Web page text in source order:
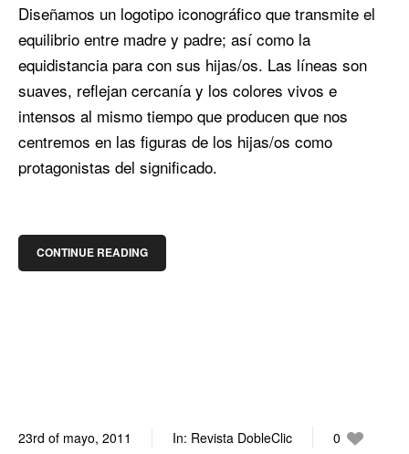
Diseñamos un logotipo iconográfico que transmite el
equilibrio entre madre y padre; así como la
equidistancia para con sus hijas/os. Las líneas son
suaves, reflejan cercanía y los colores vivos e
intensos al mismo tiempo que producen que nos
centremos en las figuras de los hijas/os como
protagonistas del significado.
CONTINUE READING
23rd of mayo, 2011 In: Revista DobleClic
0